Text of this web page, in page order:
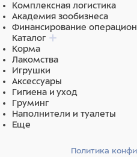
Комплексная логистика
Академия зообизнеса
Финансирование
Каталог
Корма
Лакомства
Игрушки
Аксессуары
Гигиена и уход
Груминг
Наполнители и туалеты
Еще
Политика